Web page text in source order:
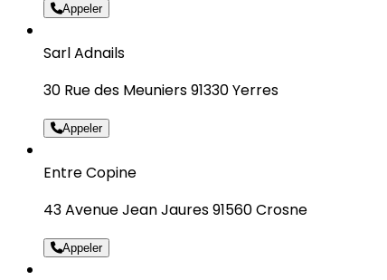
Appeler
Sarl Adnails
30 Rue des Meuniers 91330 Yerres
Appeler
Entre Copine
43 Avenue Jean Jaures 91560 Crosne
Appeler